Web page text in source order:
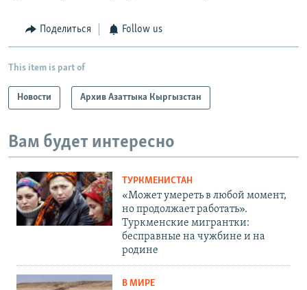
Поделиться Follow us
This item is part of
Новости Архив Азаттыка Кыргызстан
Вам будет интересно
ТУРКМЕНИСТАН
«Может умереть в любой момент,
но продолжает работать».
Туркменские мигрантки:
бесправные на чужбине и на
родине
В МИРЕ